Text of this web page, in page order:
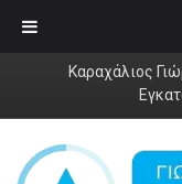
Καραχάλιος